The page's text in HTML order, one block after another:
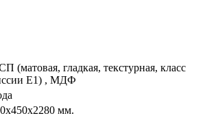
(матовая, гладкая, текстурная, класс
E1) , МДФ
мм.